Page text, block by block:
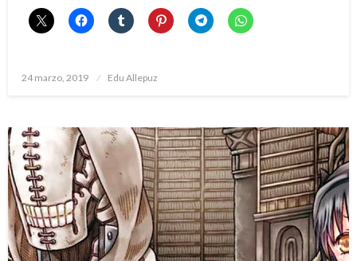
Publicado
24 marzo, 2019 Edu Allepuz